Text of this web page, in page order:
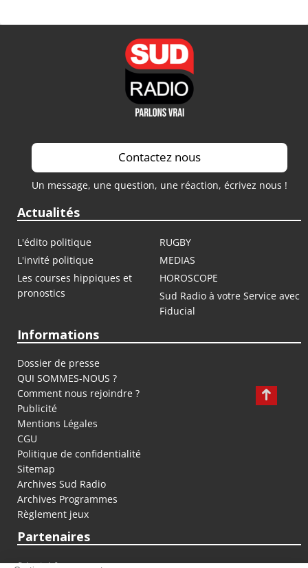
Contactez nous
Un message, une question, une réaction, écrivez nous !
Actualités
L'édito politique
RUGBY
L'invité politique
MEDIAS
Les courses hippiques et
pronostics
HOROSCOPE
Sud Radio à votre Service avec
Fiducial
Informations
Dossier de presse
QUI SOMMES-NOUS ?
Comment nous rejoindre ?
Publicité
Mentions Légales
CGU
Politique de confidentialité
Sitemap
Archives Sud Radio
Archives Programmes
Règlement jeux
Partenaires